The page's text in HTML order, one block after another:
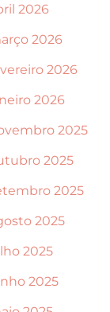
2026
2026
2026
2026
2025
2025
2025
2025
2025
2025